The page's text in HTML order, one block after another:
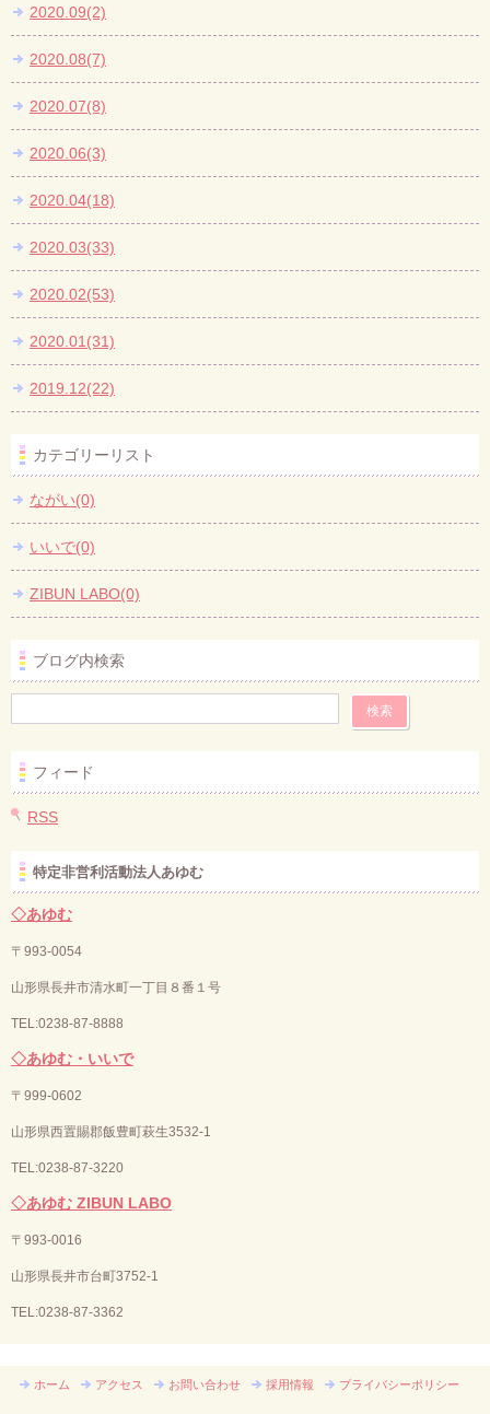
2020.09(2)
2020.08(7)
2020.07(8)
2020.06(3)
2020.04(18)
2020.03(33)
2020.02(53)
2020.01(31)
2019.12(22)
カテゴリーリスト
ながい(0)
いいで(0)
ZIBUN LABO(0)
ブログ内検索
フィード
RSS
特定非営利活動法人あゆむ
◇あゆむ
〒993-0054
山形県長井市清水町一丁目８番１号
TEL:0238-87-8888
◇あゆむ・いいで
〒 999-0602
山形県西置賜郡飯豊町萩生3532-1
TEL:0238-87-3220
◇あゆむ ZIBUN LABO
〒 993-0016
山形県長井市台町3752-1
TEL:0238-87-3362
ホーム アクセス お問い合わせ 採用情報 プライバシーポリシー